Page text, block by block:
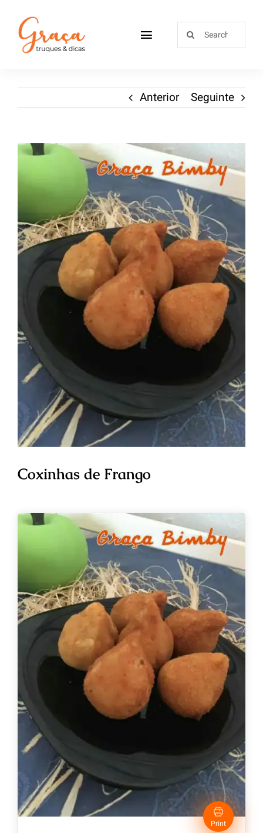
Receitas
Sobre
Loja
Blog
Contactos
Anterior Seguinte
Coxinhas de Frango
Print